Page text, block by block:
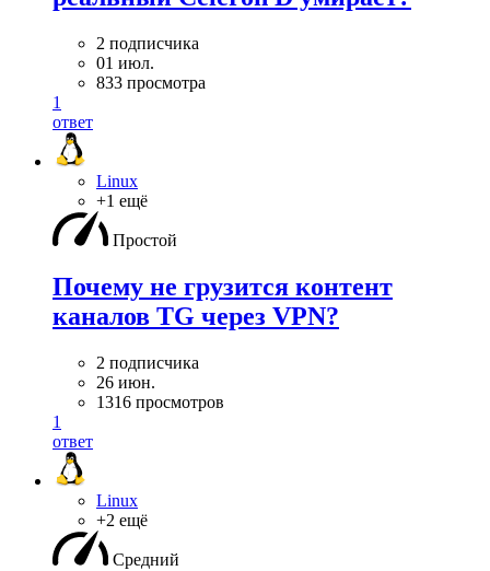
2 подписчика
01 июл.
833 просмотра
1
ответ
Linux
+1 ещё
Простой
Почему не грузится контент
каналов TG через VPN?
2 подписчика
26 июн.
1316 просмотров
1
ответ
Linux
+2 ещё
Средний